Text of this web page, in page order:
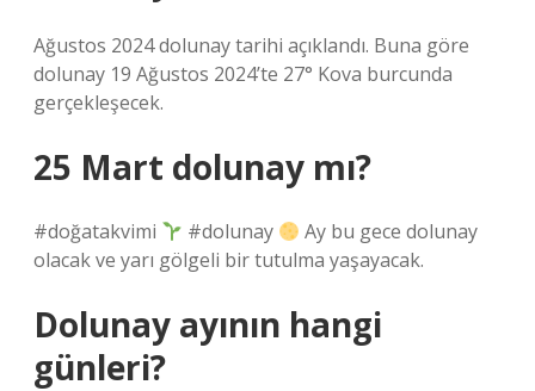
Ağustos 2024 dolunay tarihi açıklandı. Buna göre
dolunay 19 Ağustos 2024’te 27° Kova burcunda
gerçekleşecek.
25 Mart dolunay mı?
#doğatakvimi #dolunay
Ay bu gece dolunay
olacak ve yarı gölgeli bir tutulma yaşayacak.
Dolunay ayının hangi
günleri?